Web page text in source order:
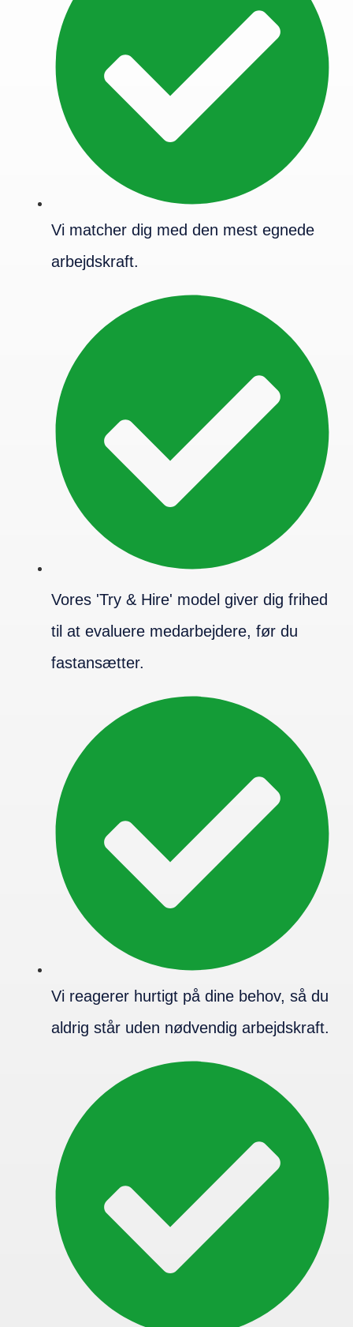
Vi matcher dig med den mest egnede
arbejdskraft.
Vores 'Try & Hire' model giver dig frihed
til at evaluere medarbejdere, før du
fastansætter.
Vi reagerer hurtigt på dine behov, så du
aldrig står uden nødvendig arbejdskraft.